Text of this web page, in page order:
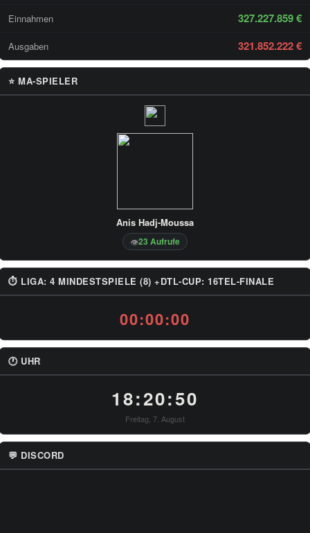
Einnahmen 327.227.859 €
Ausgaben 321.852.222 €
⭐ MA-SPIELER
Anis Hadj-Moussa
👁23 Aufrufe
⏱ LIGA: 4 MINDESTSPIELE (8) +DTL-CUP: 16TEL-FINALE
00:00:00
🕐 UHR
18:20:50
Freitag, 7. August
💬 DISCORD